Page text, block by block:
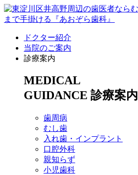
ドクター紹介
当院のご案内
診療案内
MEDICAL
GUIDANCE 診療案内
歯周病
むし歯
入れ歯・インプラント
口腔外科
親知らず
小児歯科